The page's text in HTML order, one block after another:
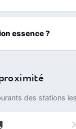
essence ?
des stations